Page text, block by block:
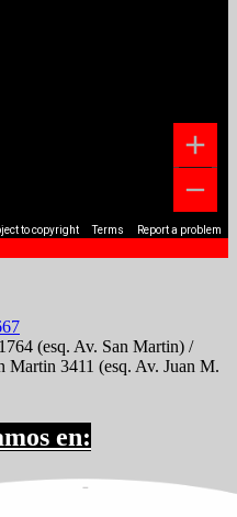
to copyright Terms Report a problem
(esq. Av. San Martin) /
3411 (esq. Av. Juan M.
en: